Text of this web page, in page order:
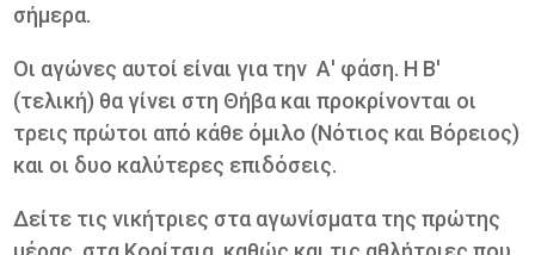
σήμερα.
Οι αγώνες αυτοί είναι για την Α' φάση. Η Β'
(τελική) θα γίνει στη Θήβα και προκρίνονται οι
τρεις πρώτοι από κάθε όμιλο (Νότιος και Βόρειος)
και οι δυο καλύτερες επιδόσεις.
Δείτε τις νικήτριες στα αγωνίσματα της πρώτης